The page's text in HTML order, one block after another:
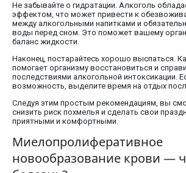
Не забывайте о гидратации. Алкоголь
эффектом, что может привести к
между алкогольными напитками и
воды перед сном. Это поможет вашему
баланс жидкости.
Наконец, постарайтесь хорошо выспаться.
помогает организму восстановиться и
последствиями алкогольной интоксикации.
возможность, выделите время на отдых
Следуя этим простым рекомендациям, вы
снизить риск похмелья и сделать свои
приятными и комфортными.
Миелопролиферативное
новообразование крови —